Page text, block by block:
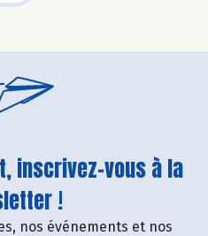
inscrivez-vous à la
!
nos événements et nos